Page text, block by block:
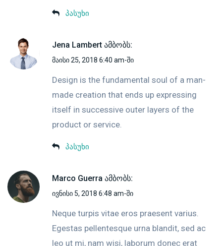
პასუხი
Jena Lambert ამბობს:
მაისი 25, 2018 6:40 am-ში
Design is the fundamental soul of a man-
made creation that ends up expressing
itself in successive outer layers of the
product or service.
პასუხი
Marco Guerra ამბობს:
ივნისი 5, 2018 6:48 am-ში
Neque turpis vitae eros praesent varius.
Egestas pellentesque urna blandit, sed ac
leo ut mi, nam wisi, laborum donec erat